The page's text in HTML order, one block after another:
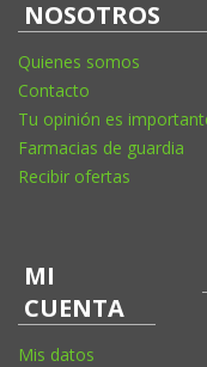
NOSOTROS
Quienes somos
Contacto
Tu opinión es
Farmacias de guardia
Recibir ofertas
MI
CUENTA
Mis datos